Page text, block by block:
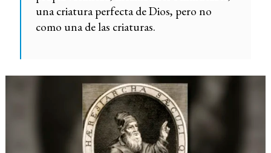
una criatura perfecta de Dios, pero no
como una de las criaturas.